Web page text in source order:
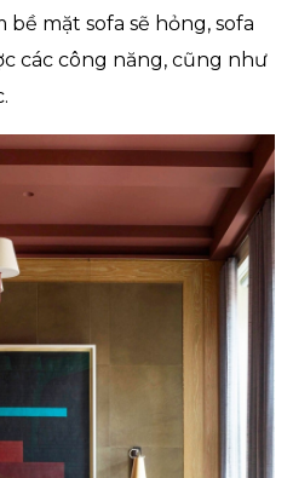
bề mặt sofa sẽ hỏng, sofa
các công năng, cũng như